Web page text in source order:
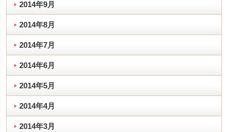
2014年9月
2014年8月
2014年7月
2014年6月
2014年5月
2014年4月
2014年3月